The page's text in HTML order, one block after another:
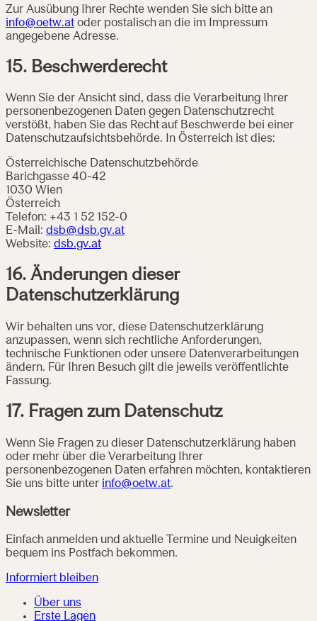
Zur Ausübung Ihrer Rechte wenden Sie sich bitte an
info@oetw.at oder postalisch an die im Impressum
angegebene Adresse.
15. Beschwerderecht
Wenn Sie der Ansicht sind, dass die Verarbeitung Ihrer
personenbezogenen Daten gegen Datenschutzrecht
verstößt, haben Sie das Recht auf Beschwerde bei einer
Datenschutzaufsichtsbehörde. In Österreich ist dies:
Österreichische Datenschutzbehörde
Barichgasse 40-42
1030 Wien
Österreich
Telefon: +43 1 52 152-0
E-Mail: dsb@dsb.gv.at
Website: dsb.gv.at
16. Änderungen dieser
Datenschutzerklärung
Wir behalten uns vor, diese Datenschutzerklärung
anzupassen, wenn sich rechtliche Anforderungen,
technische Funktionen oder unsere Datenverarbeitungen
ändern. Für Ihren Besuch gilt die jeweils veröffentlichte
Fassung.
17. Fragen zum Datenschutz
Wenn Sie Fragen zu dieser Datenschutzerklärung haben
oder mehr über die Verarbeitung Ihrer
personenbezogenen Daten erfahren möchten, kontaktieren
Sie uns bitte unter info@oetw.at.
Newsletter
Einfach anmelden und aktuelle Termine und Neuigkeiten
bequem ins Postfach bekommen.
Informiert bleiben
Über uns
Erste Lagen